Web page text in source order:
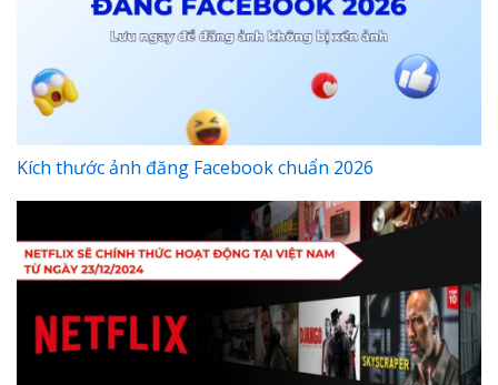
Kích thước ảnh đăng Facebook chuẩn 2026